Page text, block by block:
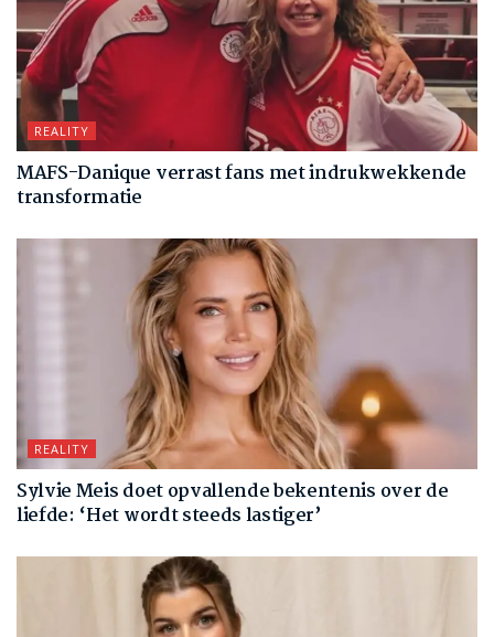
REALITY
MAFS-Danique verrast fans met indrukwekkende
transformatie
REALITY
Sylvie Meis doet opvallende bekentenis over de
liefde: ‘Het wordt steeds lastiger’